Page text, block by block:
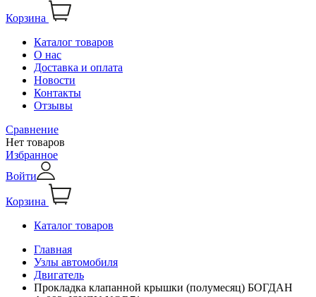
Корзина
Каталог товаров
О нас
Доставка и оплата
Новости
Контакты
Отзывы
Сравнение
Нет товаров
Избранное
Войти
Корзина
Каталог товаров
Главная
Узлы автомобиля
Двигатель
Прокладка клапанной крышки (полумесяц) БОГДАН